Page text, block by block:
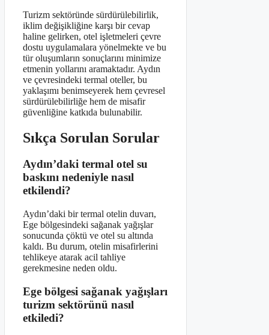
Turizm sektöründe sürdürülebilirlik,
iklim değişikliğine karşı bir cevap
haline gelirken, otel işletmeleri çevre
dostu uygulamalara yönelmekte ve bu
tür oluşumların sonuçlarını minimize
etmenin yollarını aramaktadır. Aydın
ve çevresindeki termal oteller, bu
yaklaşımı benimseyerek hem çevresel
sürdürülebilirliğe hem de misafir
güvenliğine katkıda bulunabilir.
Sıkça Sorulan Sorular
Aydın’daki termal otel su
baskını nedeniyle nasıl
etkilendi?
Aydın’daki bir termal otelin duvarı,
Ege bölgesindeki sağanak yağışlar
sonucunda çöktü ve otel su altında
kaldı. Bu durum, otelin misafirlerini
tehlikeye atarak acil tahliye
gerekmesine neden oldu.
Ege bölgesi sağanak yağışları
turizm sektörünü nasıl
etkiledi?